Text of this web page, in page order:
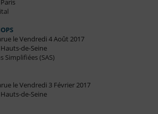
le Vendredi 4 Août 2017
de-Seine
Simplifiées (SAS)
le Vendredi 3 Février 2017
de-Seine